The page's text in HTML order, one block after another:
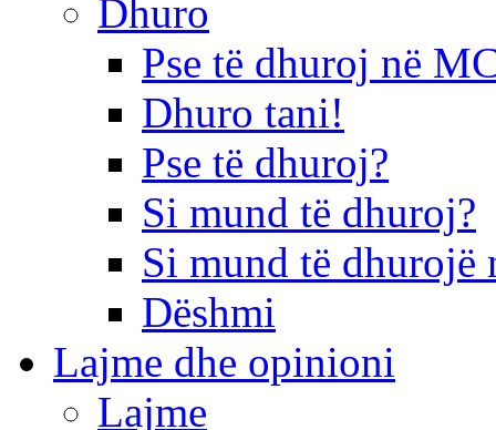
Dhuro
Pse të dhuroj në
Dhuro tani!
Pse të dhuroj?
Si mund të dhuroj?
Si mund të dhurojë
Dëshmi
Lajme dhe opinioni
Lajme